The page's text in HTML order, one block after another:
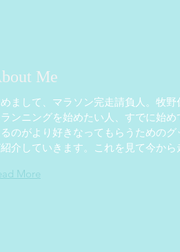
Me
まして、マラソン完走請負人。牧
ンニングを始めたい人、すでに始め
のがより好きなってもらうためのグ
介していきます。これを見て今から
More